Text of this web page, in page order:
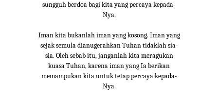
sungguh berdoa bagi kita yang percaya kepada-
Nya.
Iman kita bukanlah iman yang kosong. Iman yang
sejak semula dianugerahkan Tuhan tidaklah sia-
sia. Oleh sebab itu, janganlah kita meragukan
kuasa Tuhan, karena iman yang Ia berikan
memampukan kita untuk tetap percaya kepada-
Nya.